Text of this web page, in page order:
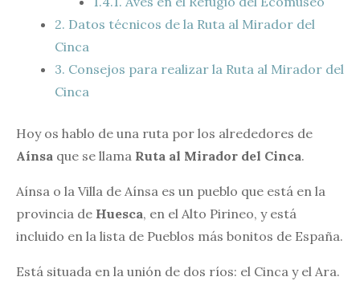
2. Datos técnicos de la Ruta al Mirador del
Cinca
3. Consejos para realizar la Ruta al Mirador del
Cinca
Hoy os hablo de una ruta por los alrededores de
Aínsa que se llama Ruta al Mirador del Cinca.
Aínsa o la Villa de Aínsa es un pueblo que está en la
provincia de Huesca, en el Alto Pirineo, y está
incluido en la lista de Pueblos más bonitos de España.
Está situada en la unión de dos ríos: el Cinca y el Ara.